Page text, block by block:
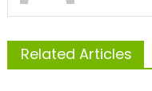
Related Articles